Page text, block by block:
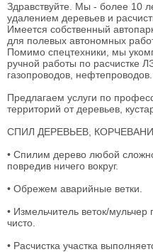
Здравствуйте. Мы - более 10
удалением деревьев и
Имеется собственный
для полевых автономных
Помимо спецтехники, мы
ручной работы по расчистке
газопроводов, нефтепроводов.
Предлагаем услуги по
территорий от деревьев,
СПИЛ ДЕРЕВЬЕВ,
• Спилим дерево любой
повредив ничего вокруг.
• Обрежем аварийные ветки.
• Измельчитель веток/
чисто.
• Расчистка участка